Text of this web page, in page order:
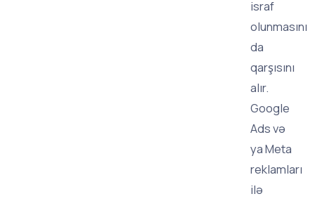
israf
olunmasını
da
qarşısını
alır.
Google
Ads və
ya Meta
reklamları
ilə